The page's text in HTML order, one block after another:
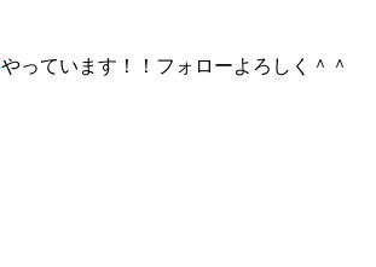
やっています！！フォローよろしく＾＾